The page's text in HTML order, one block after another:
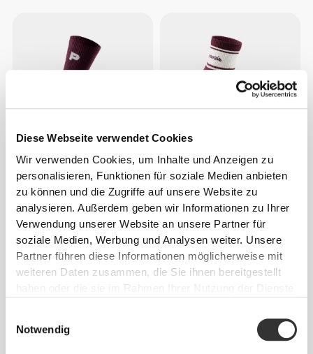
Diese Webseite verwendet Cookies
Wir verwenden Cookies, um Inhalte und Anzeigen zu
personalisieren, Funktionen für soziale Medien anbieten
zu können und die Zugriffe auf unsere Website zu
analysieren. Außerdem geben wir Informationen zu Ihrer
Verwendung unserer Website an unsere Partner für
soziale Medien, Werbung und Analysen weiter. Unsere
Partner führen diese Informationen möglicherweise mit
weiteren Daten zusammen, die Sie ihnen bereitgestellt
Notwendig
CHF 8.00
GymPro Crew Socken
CHF 7.90